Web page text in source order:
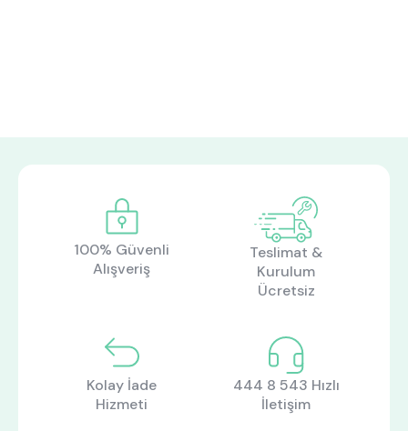
100% Güvenli
Alışveriş
Teslimat &
Kurulum
Ücretsiz
Kolay İade
Hizmeti
444 8 543 Hızlı
İletişim